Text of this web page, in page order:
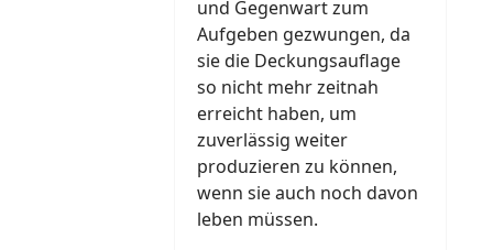
und Gegenwart zum
Aufgeben gezwungen, da
sie die Deckungsauflage
so nicht mehr zeitnah
erreicht haben, um
zuverlässig weiter
produzieren zu können,
wenn sie auch noch davon
leben müssen.